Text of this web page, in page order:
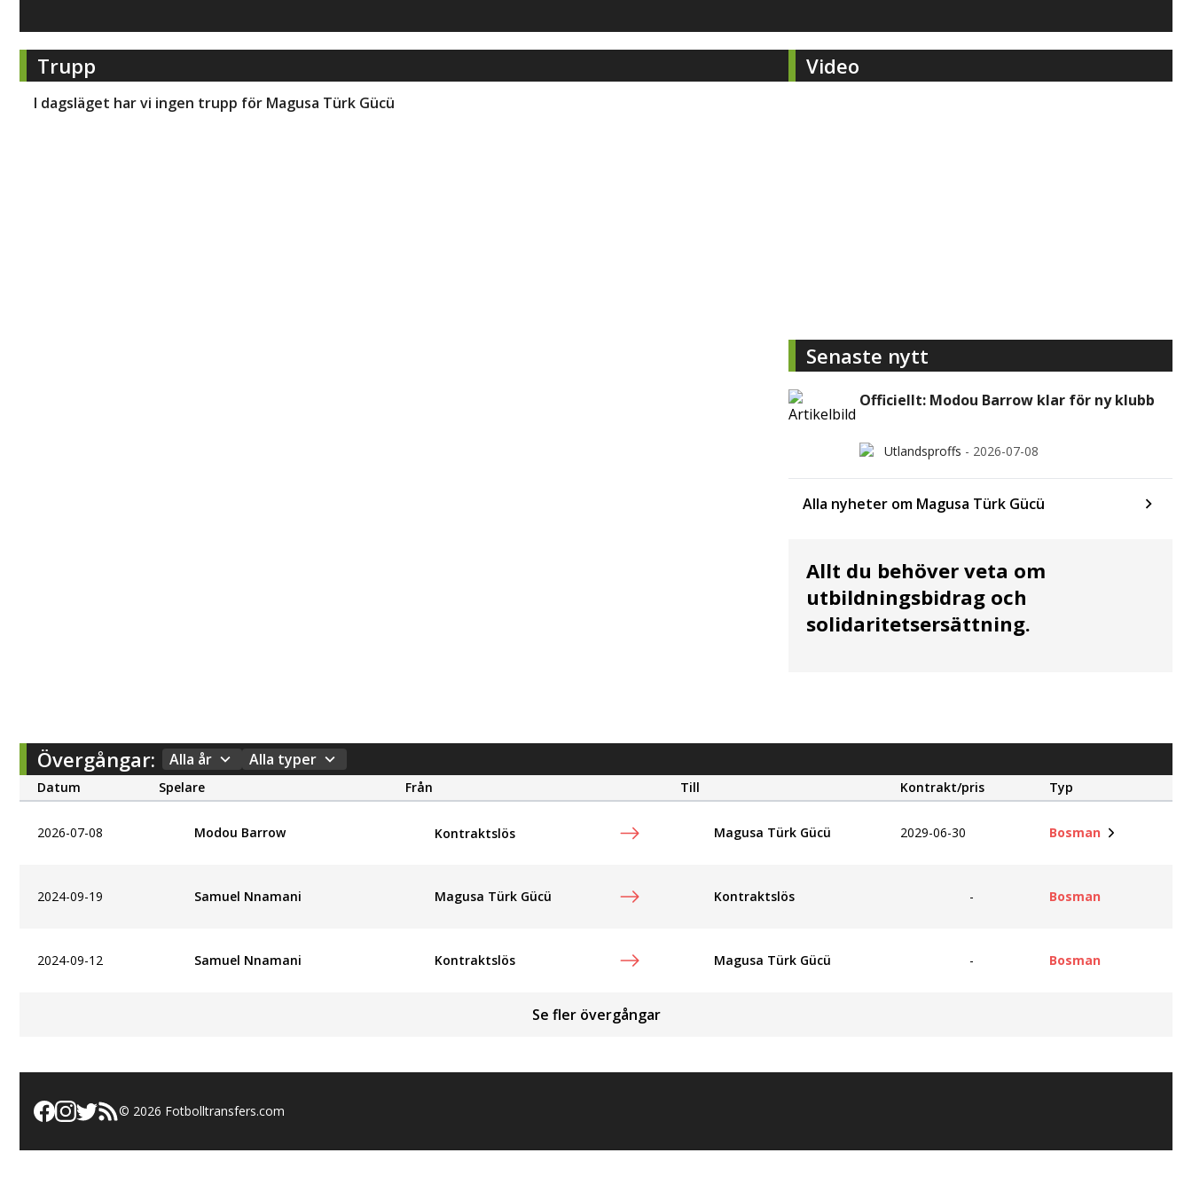
Trupp
I dagsläget har vi ingen trupp för Magusa Türk Gücü
Video
Senaste nytt
Officiellt: Modou Barrow klar för ny klubb
Utlandsproffs - 2026-07-08
Alla nyheter om Magusa Türk Gücü
Allt du behöver veta om
utbildningsbidrag och
solidaritetsersättning.
Övergångar: Alla år Alla typer
Datum Spelare Från Till Kontrakt/pris Typ
2026-07-08 Modou Barrow Kontraktslös Magusa Türk Gücü 2029-06-30 Bosman
2024-09-19 Samuel Nnamani Magusa Türk Gücü Kontraktslös - Bosman
2024-09-12 Samuel Nnamani Kontraktslös Magusa Türk Gücü - Bosman
Se fler övergångar
© 2026 Fotbolltransfers.com